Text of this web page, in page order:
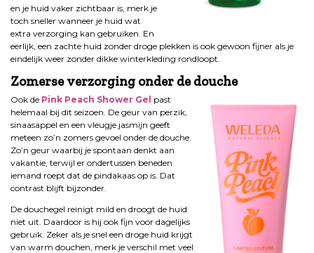
en je huid vaker zichtbaar is, merk je
toch sneller wanneer je huid wat
extra verzorging kan gebruiken. En
eerlijk, een zachte huid zonder droge plekken is ook gewoon fijner als je
eindelijk weer zonder dikke winterkleding rondloopt.
Zomerse verzorging onder de douche
Ook de Pink Peach Shower Gel past
helemaal bij dit seizoen. De geur van perzik,
sinaasappel en een vleugje jasmijn geeft
meteen zo’n zomers gevoel onder de douche.
Zo’n geur waarbij je spontaan denkt aan
vakantie, terwijl er ondertussen beneden
iemand roept dat de pindakaas op is. Dat
contrast blijft bijzonder.
De douchegel reinigt mild en droogt de huid
niet uit. Daardoor is hij ook fijn voor dagelijks
gebruik. Zeker als je snel een droge huid krijgt
van warm douchen, merk je verschil met veel